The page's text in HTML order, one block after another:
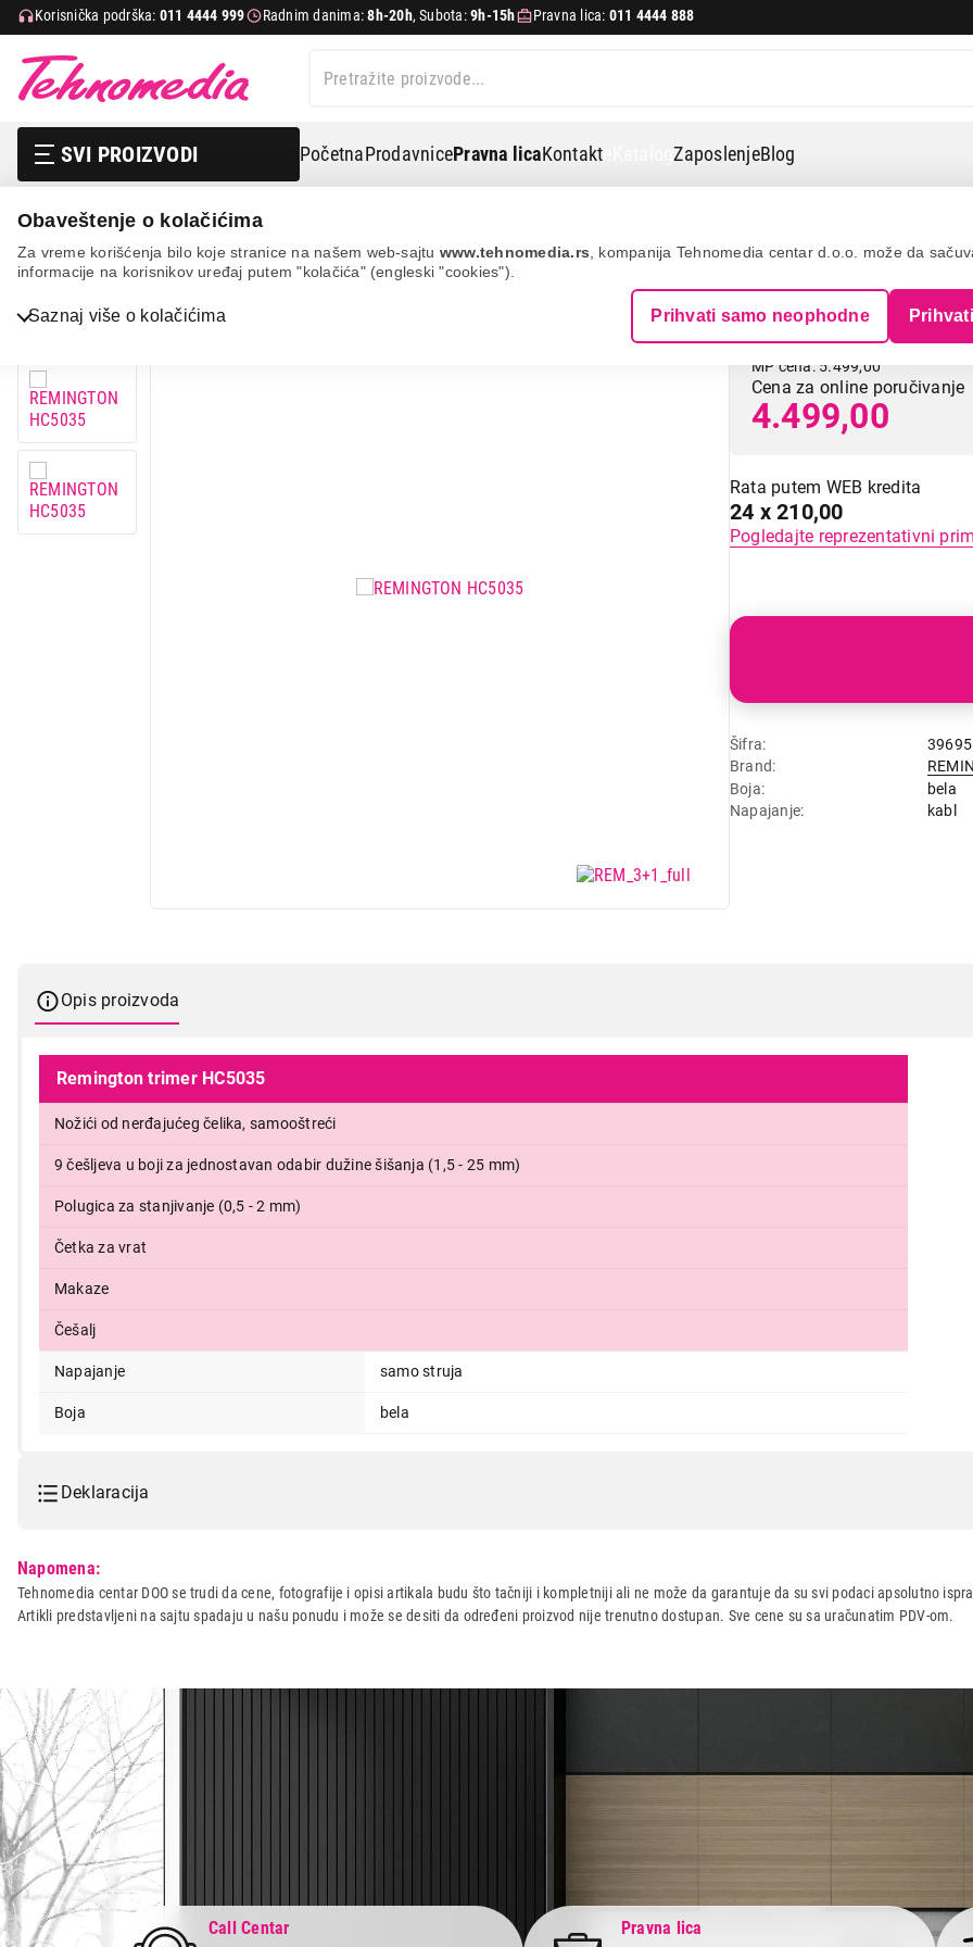
Obaveštenje o kolačićima
Za vreme korišćenja bilo koje stranice na našem web-sajtu www.tehnomedia.rs , kompanija Tehnomedia centar d.o.o. može da
informacije na korisnikov uređaj putem "kolačića" (engleski "cookies").
Saznaj više o kolačićima Prihvati samo neophodne
Korisnička podrška: 011 4444 999 Radnim danima:8h-20h, Subota:9h-15h Pravna lica: 011 4444 888
SVI PROIZVODI PočetnaProdavnicePravna licaKontakt eKatalogZaposlenjeBlog
Bela tehnika
IT & Gaming
Mobilni telefoni i tableti
Mali kuhinjski aparati
Nega tela, lepota i zdravlje
REMINGTON
MP cena: 5.499,00
Cena za online poručivanje
4.499,00
Rata putem WEB kredita
24 x 210,00
Pogledajte reprezentativni
Šifra
39695
Brand
Boja
bela
Napajanje
kabl
Opis proizvoda
Remington trimer HC5035
Nožići od nerđajućeg čelika, samooštreći
9 češljeva u boji za jednostavan odabir dužine šišanja (1,5 - 25 mm)
Polugica za stanjivanje (0,5 - 2 mm)
Četka za vrat
Makaze
Češalj
Napajanje samo struja
Boja bela
Deklaracija
Naziv i vrsta robe:
TRIMER
Uvoznik:
DTM Company d.o.o.
Napomena:
Tehnomedia centar DOO se trudi da cene, fotografije i opisi artikala budu što tačniji i kompletniji ali ne može da garantuje da su svi podaci apsolutno
Artikli predstavljeni na sajtu spadaju u našu ponudu i može se desiti da određeni proizvod nije trenutno dostupan. Sve cene su sa uračunatim PDV-om.
Call Centar Pravna lica